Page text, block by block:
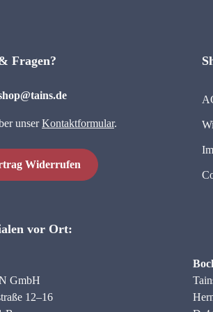
vor Ort:
GmbH
12–16
Fragen?
unserKontaktformular.
Widerrufen